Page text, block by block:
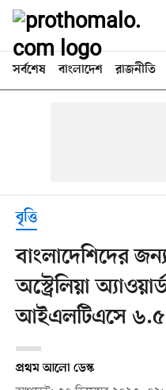
সর্বশেষ বাংলাদেশ রাজনীতি
বৃত্তি
বাংলাদেশিদের
অস্ট্রেলিয়া
আইএলটিএসে ৬.৫
প্রথম আলো ডেস্ক